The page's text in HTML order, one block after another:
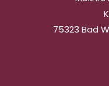
75323 Bad